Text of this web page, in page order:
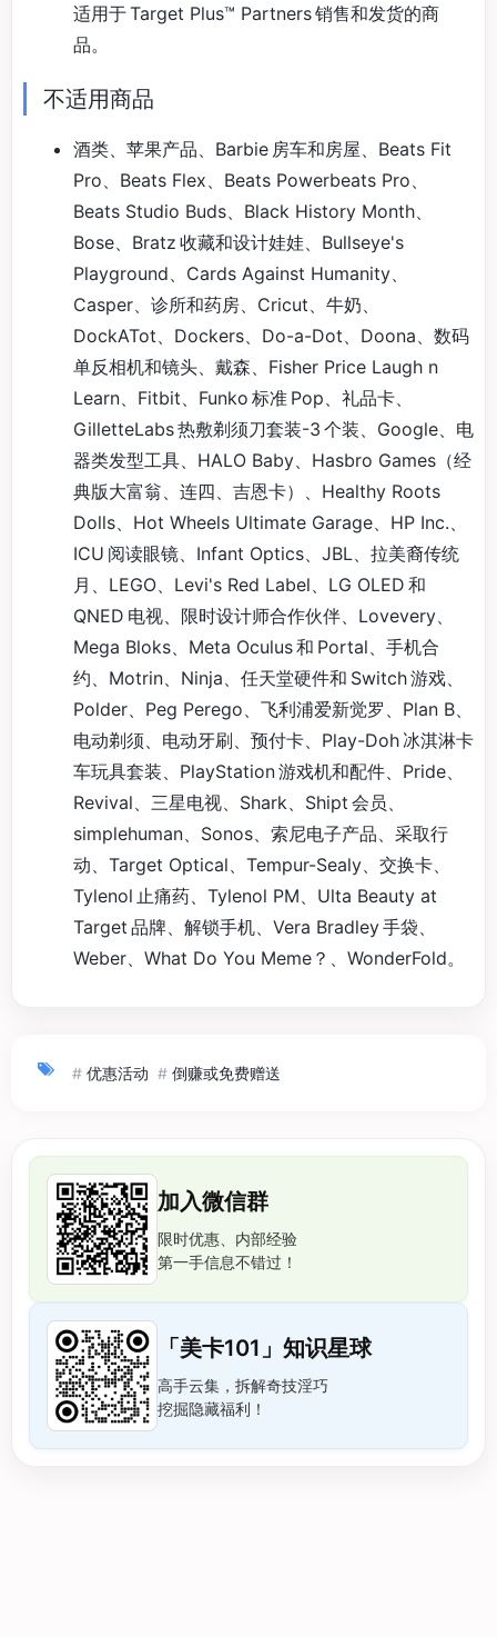
适用于 Target Plus™ Partners 销售和发货的商
品。
不适用商品
酒类、苹果产品、Barbie 房车和房屋、Beats Fit
Pro、Beats Flex、Beats Powerbeats Pro、
Beats Studio Buds、Black History Month、
Bose、Bratz 收藏和设计娃娃、Bullseye's
Playground、Cards Against Humanity、
Casper、诊所和药房、Cricut、牛奶、
DockATot、Dockers、Do-a-Dot、Doona、数码
单反相机和镜头、戴森、Fisher Price Laugh n
Learn、Fitbit、Funko 标准 Pop、礼品卡、
GilletteLabs 热敷剃须刀套装-3 个装、Google、电
器类发型工具、HALO Baby、Hasbro Games（经
典版大富翁、连四、吉恩卡）、Healthy Roots
Dolls、Hot Wheels Ultimate Garage、HP Inc.、
ICU 阅读眼镜、Infant Optics、JBL、拉美裔传统
月、LEGO、Levi's Red Label、LG OLED 和
QNED 电视、限时设计师合作伙伴、Lovevery、
Mega Bloks、Meta Oculus 和 Portal、手机合
约、Motrin、Ninja、任天堂硬件和 Switch 游戏、
Polder、Peg Perego、飞利浦爱新觉罗、Plan B、
电动剃须、电动牙刷、预付卡、Play-Doh 冰淇淋卡
车玩具套装、PlayStation 游戏机和配件、Pride、
Revival、三星电视、Shark、Shipt 会员、
simplehuman、Sonos、索尼电子产品、采取行
动、Target Optical、Tempur-Sealy、交换卡、
Tylenol 止痛药、Tylenol PM、Ulta Beauty at
Target 品牌、解锁手机、Vera Bradley 手袋、
Weber、What Do You Meme？、WonderFold。
# 优惠活动 # 倒赚或免费赠送
加入微信群
限时优惠、内部经验
第一手信息不错过！
「美卡101」知识星球
高手云集，拆解奇技淫巧
挖掘隐藏福利！